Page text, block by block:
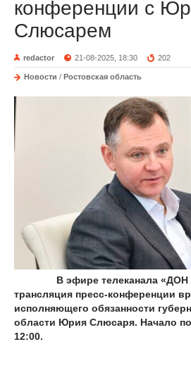
конференции с
Слюсарем
redactor 21-08-2025, 18:30 202
Новости / Ростовская область
В эфире телеканала «ДОН
трансляция пресс-конференции
исполняющего обязанности
области Юрия Слюсаря. Начало
12:00.